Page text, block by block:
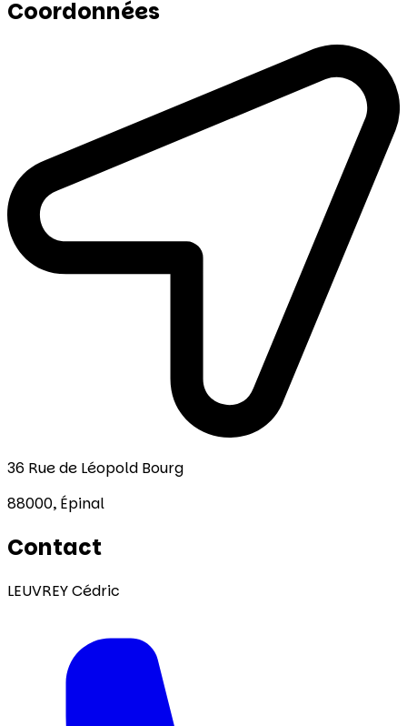
Coordonnées
36 Rue de Léopold Bourg
88000, Épinal
Contact
LEUVREY Cédric